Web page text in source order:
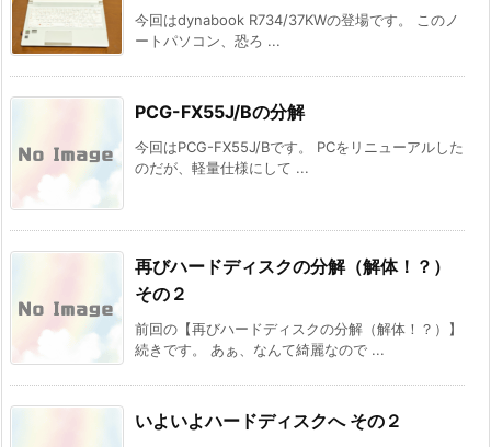
今回はdynabook R734/37KWの登場です。 このノ
ートパソコン、恐ろ ...
PCG-FX55J/Bの分解
今回はPCG-FX55J/Bです。 PCをリニューアルした
のだが、軽量仕様にして ...
再びハードディスクの分解（解体！？）
その２
前回の【再びハードディスクの分解（解体！？）】
続きです。 あぁ、なんて綺麗なので ...
いよいよハードディスクへ その２